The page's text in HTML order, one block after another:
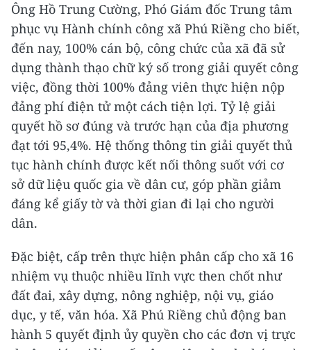
Ông Hồ Trung Cường, Phó Giám đốc Trung tâm
phục vụ Hành chính công xã Phú Riềng cho biết,
đến nay, 100% cán bộ, công chức của xã đã sử
dụng thành thạo chữ ký số trong giải quyết công
việc, đồng thời 100% đảng viên thực hiện nộp
đảng phí điện tử một cách tiện lợi. Tỷ lệ giải
quyết hồ sơ đúng và trước hạn của địa phương
đạt tới 95,4%. Hệ thống thông tin giải quyết thủ
tục hành chính được kết nối thông suốt với cơ
sở dữ liệu quốc gia về dân cư, góp phần giảm
đáng kể giấy tờ và thời gian đi lại cho người
dân.
Đặc biệt, cấp trên thực hiện phân cấp cho xã 16
nhiệm vụ thuộc nhiều lĩnh vực then chốt như
đất đai, xây dựng, nông nghiệp, nội vụ, giáo
dục, y tế, văn hóa. Xã Phú Riềng chủ động ban
hành 5 quyết định ủy quyền cho các đơn vị trực